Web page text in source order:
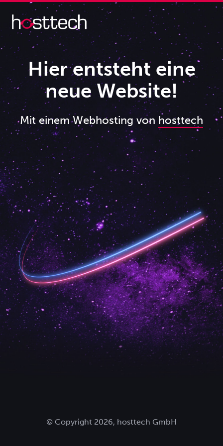
Hier entsteht eine
neue Website!
Mit einem Webhosting von hosttech
© Copyright 2026, hosttech GmbH